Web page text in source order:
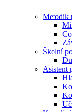
Metodik
Školní
Asistent